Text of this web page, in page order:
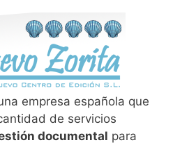
empresa española que
de servicios
documental para